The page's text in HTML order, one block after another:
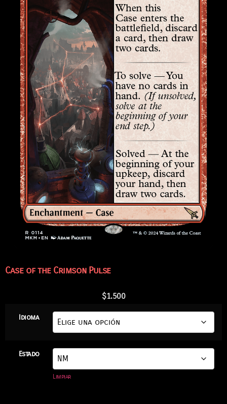
Case of the Crimson Pulse
$1.500
Idioma
Estado
Limpiar